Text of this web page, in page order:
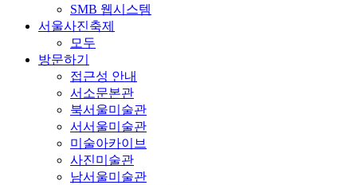
SMB 웹시스템
서울사진축제
모두
방문하기
접근성 안내
서소문본관
북서울미술관
서서울미술관
미술아카이브
사진미술관
남서울미술관